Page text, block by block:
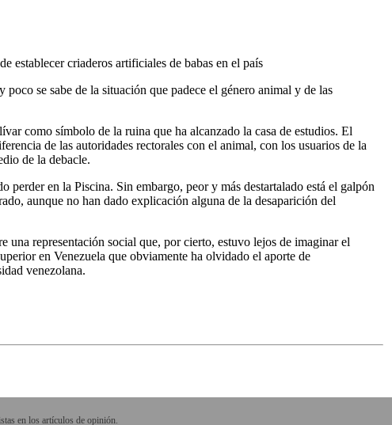
establecer criaderos artificiales de babas en el país
se sabe de la situación que padece el género animal y de las
como símbolo de la ruina que ha alcanzado la casa de estudios. El
de las autoridades rectorales con el animal, con los usuarios de la
de la debacle.
en la Piscina. Sin embargo, peor y más destartalado está el galpón
aunque no han dado explicación alguna de la desaparición del
una representación social que, por cierto, estuvo lejos de imaginar el
en Venezuela que obviamente ha olvidado el aporte de
venezolana.
en los artículos de opinión.